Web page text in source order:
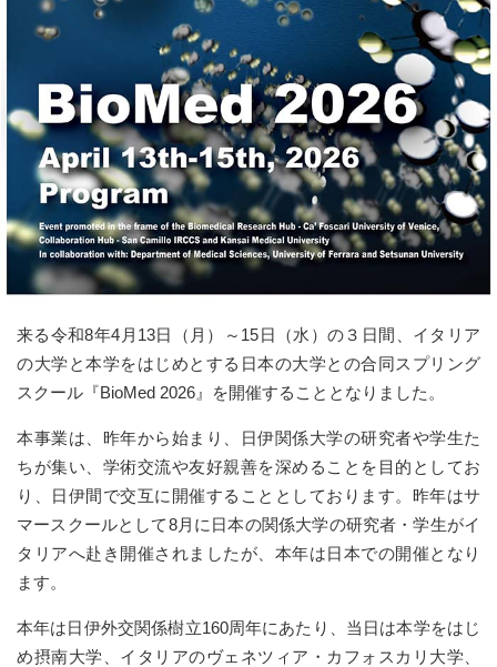
来る令和8年4月13日（月）～15日（水）の３日間、イタリア
の大学と本学をはじめとする日本の大学との合同スプリング
スクール『BioMed 2026』を開催することとなりました。
本事業は、昨年から始まり、日伊関係大学の研究者や学生た
ちが集い、学術交流や友好親善を深めることを目的としてお
り、日伊間で交互に開催することとしております。昨年はサ
マースクールとして8月に日本の関係大学の研究者・学生がイ
タリアへ赴き開催されましたが、本年は日本での開催となり
ます。
本年は日伊外交関係樹立160周年にあたり、当日は本学をはじ
め摂南大学、イタリアのヴェネツィア・カフォスカリ大学、